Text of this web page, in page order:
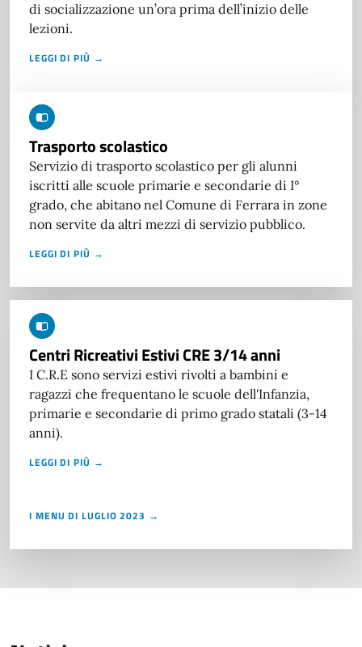
di socializzazione un’ora prima dell’inizio delle
lezioni.
LEGGI DI PIÙ →
Trasporto scolastico
Servizio di trasporto scolastico per gli alunni
iscritti alle scuole primarie e secondarie di I°
grado, che abitano nel Comune di Ferrara in zone
non servite da altri mezzi di servizio pubblico.
LEGGI DI PIÙ →
Centri Ricreativi Estivi CRE 3/14 anni
I C.R.E sono servizi estivi rivolti a bambini e
ragazzi che frequentano le scuole dell'Infanzia,
primarie e secondarie di primo grado statali (3-14
anni).
LEGGI DI PIÙ →
I MENU DI LUGLIO 2023 →